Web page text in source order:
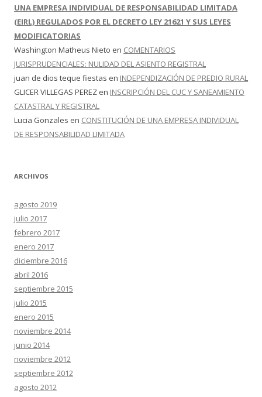
UNA EMPRESA INDIVIDUAL DE RESPONSABILIDAD LIMITADA
(EIRL) REGULADOS POR EL DECRETO LEY 21621 Y SUS LEYES
MODIFICATORIAS
Washington Matheus Nieto en COMENTARIOS
JURISPRUDENCIALES: NULIDAD DEL ASIENTO REGISTRAL
juan de dios teque fiestas en INDEPENDIZACIÓN DE PREDIO RURAL
GLICER VILLEGAS PEREZ en INSCRIPCIÓN DEL CUC Y SANEAMIENTO
CATASTRAL Y REGISTRAL
Lucia Gonzales en CONSTITUCIÓN DE UNA EMPRESA INDIVIDUAL
DE RESPONSABILIDAD LIMITADA
ARCHIVOS
agosto 2019
julio 2017
febrero 2017
enero 2017
diciembre 2016
abril 2016
septiembre 2015
julio 2015
enero 2015
noviembre 2014
junio 2014
noviembre 2012
septiembre 2012
agosto 2012